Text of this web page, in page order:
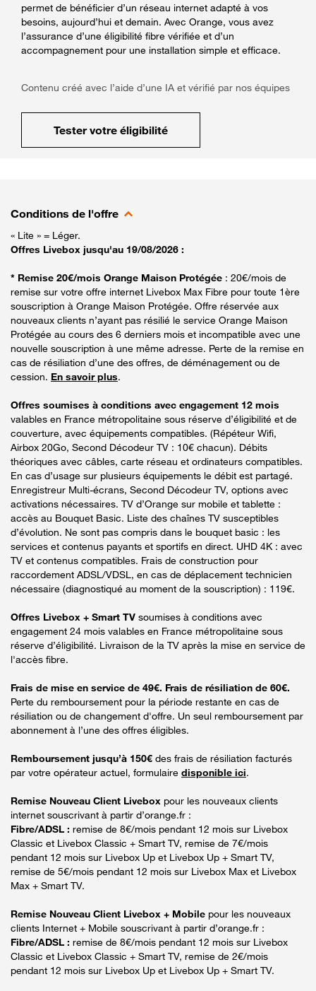
permet de bénéficier d’un réseau internet adapté à vos
besoins, aujourd’hui et demain. Avec Orange, vous avez
l’assurance d’une éligibilité fibre vérifiée et d’un
accompagnement pour une installation simple et efficace.
Contenu créé avec l’aide d’une IA et vérifié par nos équipes
Tester votre éligibilité
Conditions de l'offre
« Lite » = Léger.
Offres Livebox jusqu'au 19/08/2026 :
* Remise 20€/mois Orange Maison Protégée : 20€/mois de
remise sur votre offre internet Livebox Max Fibre pour toute 1ère
souscription à Orange Maison Protégée. Offre réservée aux
nouveaux clients n’ayant pas résilié le service Orange Maison
Protégée au cours des 6 derniers mois et incompatible avec une
nouvelle souscription à une même adresse. Perte de la remise en
cas de résiliation d’une des offres, de déménagement ou de
cession. En savoir plus.
Offres soumises à conditions avec engagement 12 mois
valables en France métropolitaine sous réserve d’éligibilité et de
couverture, avec équipements compatibles. (Répéteur Wifi,
Airbox 20Go, Second Décodeur TV : 10€ chacun). Débits
théoriques avec câbles, carte réseau et ordinateurs compatibles.
En cas d’usage sur plusieurs équipements le débit est partagé.
Enregistreur Multi-écrans, Second Décodeur TV, options avec
activations nécessaires. TV d’Orange sur mobile et tablette :
accès au Bouquet Basic. Liste des chaînes TV susceptibles
d’évolution. Ne sont pas compris dans le bouquet basic : les
services et contenus payants et sportifs en direct. UHD 4K : avec
TV et contenus compatibles. Frais de construction pour
raccordement ADSL/VDSL, en cas de déplacement technicien
nécessaire (diagnostiqué au moment de la souscription) : 119€.
Offres Livebox + Smart TV soumises à conditions avec
engagement 24 mois valables en France métropolitaine sous
réserve d’éligibilité. Livraison de la TV après la mise en service de
l'accès fibre.
Frais de mise en service de 49€. Frais de résiliation de 60€.
Perte du remboursement pour la période restante en cas de
résiliation ou de changement d'offre. Un seul remboursement par
abonnement à l’une des offres éligibles.
Remboursement jusqu’à 150€ des frais de résiliation facturés
par votre opérateur actuel, formulaire disponible ici.
Remise Nouveau Client Livebox pour les nouveaux clients
internet souscrivant à partir d’orange.fr :
Fibre/ADSL : remise de 8€/mois pendant 12 mois sur Livebox
Classic et Livebox Classic + Smart TV, remise de 7€/mois
pendant 12 mois sur Livebox Up et Livebox Up + Smart TV,
remise de 5€/mois pendant 12 mois sur Livebox Max et Livebox
Max + Smart TV.
Remise Nouveau Client Livebox + Mobile pour les nouveaux
clients Internet + Mobile souscrivant à partir d’orange.fr :
Fibre/ADSL : remise de 8€/mois pendant 12 mois sur Livebox
Classic et Livebox Classic + Smart TV, remise de 2€/mois
pendant 12 mois sur Livebox Up et Livebox Up + Smart TV.